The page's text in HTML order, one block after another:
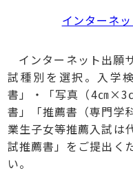
インターネ
インターネット出願
試種別を選択。入学
書」・「写真（4㎝×3
書」「推薦書（専門学
業生子女等推薦入試は
試推薦書」をご提出く
い。